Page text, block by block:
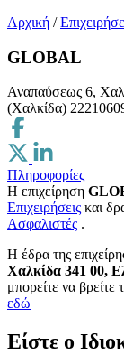
Αρχική /
GLOBAL
Αναπαύσεως 6,
(Χαλκίδα)
Πληροφορίες
Η επιχείρηση
Επιχειρήσεις και
Ασφαλιστές .
H έδρα της
Χαλκίδα 341 00,
μπορείτε να βρείτε
εδώ
Είστε ο